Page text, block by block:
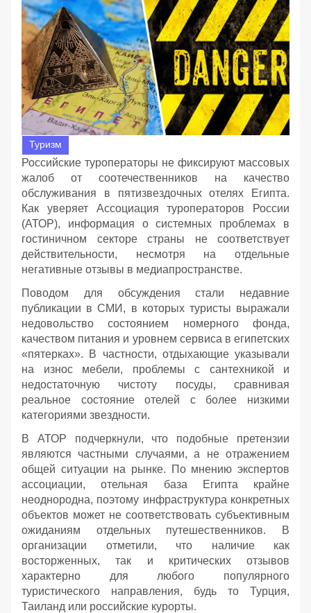
Туризм
Российские туроператоры не фиксируют массовых
жалоб от соотечественников на качество
обслуживания в пятизвездочных отелях Египта.
Как уверяет Ассоциация туроператоров России
(АТОР), информация о системных проблемах в
гостиничном секторе страны не соответствует
действительности, несмотря на отдельные
негативные отзывы в медиапространстве.
Поводом для обсуждения стали недавние
публикации в СМИ, в которых туристы выражали
недовольство состоянием номерного фонда,
качеством питания и уровнем сервиса в египетских
«пятерках». В частности, отдыхающие указывали
на износ мебели, проблемы с сантехникой и
недостаточную чистоту посуды, сравнивая
реальное состояние отелей с более низкими
категориями звездности.
В АТОР подчеркнули, что подобные претензии
являются частными случаями, а не отражением
общей ситуации на рынке. По мнению экспертов
ассоциации, отельная база Египта крайне
неоднородна, поэтому инфраструктура конкретных
объектов может не соответствовать субъективным
ожиданиям отдельных путешественников. В
организации отметили, что наличие как
восторженных, так и критических отзывов
характерно для любого популярного
туристического направления, будь то Турция,
Таиланд или российские курорты.